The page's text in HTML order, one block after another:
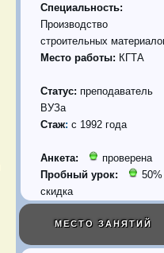
Специальность:
Производство
строительных
Место работы: КГТА
Статус: преподаватель
ВУЗа
Стаж: с 1992 года
Анкета:
проверена
Пробный урок:
50%
скидка
МЕСТО ЗАНЯТИЙ